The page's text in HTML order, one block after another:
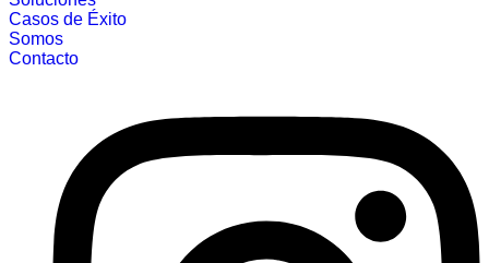
Casos de Éxito
Somos
Contacto